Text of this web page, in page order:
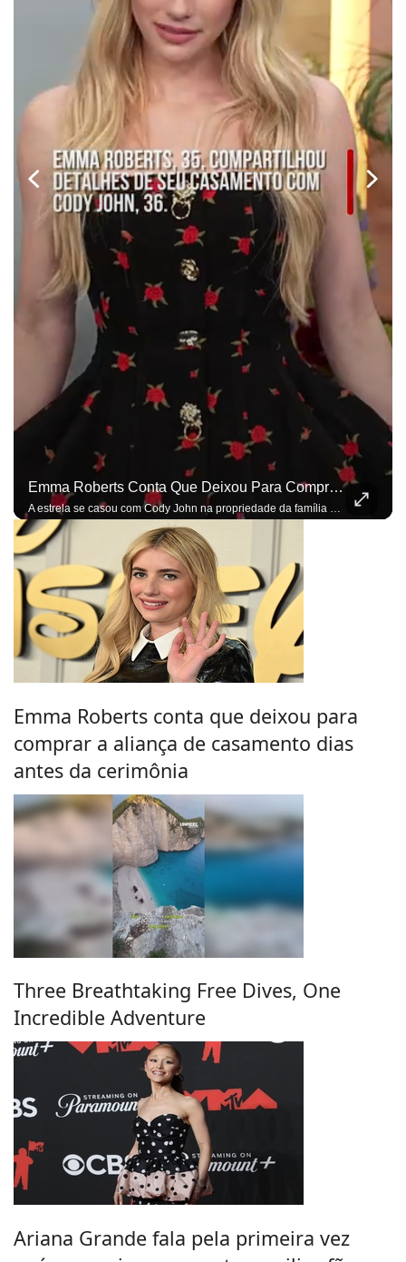
Emma Roberts Conta Que Deixou Para Comprar A Aliança De Casamento Dias Antes Da Cerimônia
A estrela se casou com Cody John na propriedade da família do ator em Idaho
Emma Roberts conta que deixou para
comprar a aliança de casamento dias
antes da cerimônia
Three Breathtaking Free Dives, One
Incredible Adventure
Ariana Grande fala pela primeira vez